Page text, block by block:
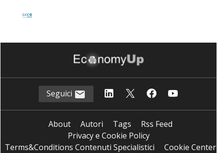
Seguici
About Autori Tags
Rss Feed
Privacy e Cookie Policy
Terms&Conditions Contenuti Specialistici
Cookie Center